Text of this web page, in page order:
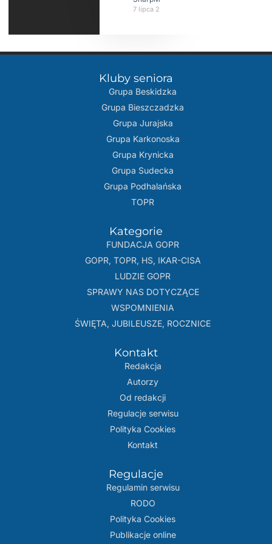
7 lipca 2026
Kluby seniora
Grupa Beskidzka​
Grupa Bieszczadzka
Grupa Jurajska
Grupa Karkonoska
Grupa Krynicka
Grupa Sudecka
Grupa Podhalańska
TOPR
Kategorie
FUNDACJA GOPR
GOPR, TOPR, HS, IKAR-CISA
LUDZIE GOPR
SPRAWY NAS DOTYCZĄCE
WSPOMNIENIA
ŚWIĘTA, JUBILEUSZE, ROCZNICE
Kontakt
Redakcja
Autorzy
Od redakcji
Regulacje serwisu
Polityka Cookies
Kontakt
Regulacje
Regulamin serwisu
RODO
Polityka Cookies
Publikacje online